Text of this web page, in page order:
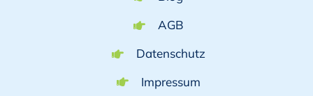
AGB
Datenschutz
Impressum